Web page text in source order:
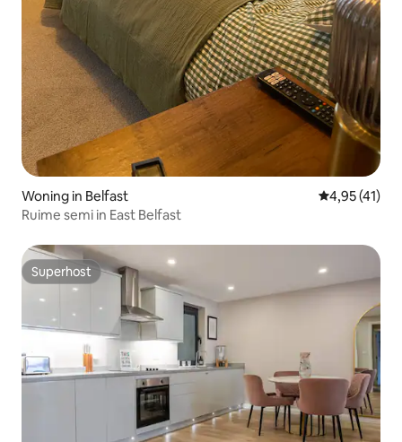
Woning in Belfast Gemiddelde
4,95 (41)
Ruime semi in East Belfast
Superhost
Superhost